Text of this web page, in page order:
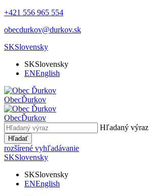
+421 556 965 554
obecdurkov@durkov.sk
SKSlovensky
SKSlovensky
ENEnglish
ObecĎurkov
ObecĎurkov
Hľadaný výraz
Hľadať
rozšírené vyhľadávanie
SKSlovensky
SKSlovensky
ENEnglish